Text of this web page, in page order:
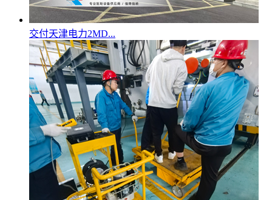
交付天津电力2MD...